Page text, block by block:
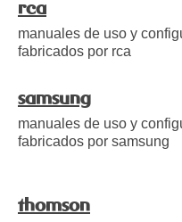
rca
manuales de uso y
fabricados por rca
samsung
manuales de uso y
fabricados por samsung
thomson